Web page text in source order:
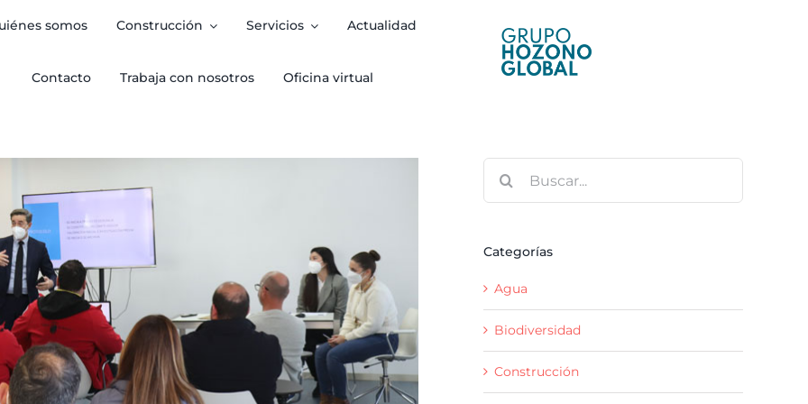
somos Construcción Servicios Actualidad
Contacto Trabaja con nosotros Oficina virtual
Categorías
Agua
Biodiversidad
Construcción